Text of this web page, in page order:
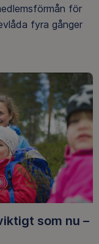
för
fyra gånger
som nu –